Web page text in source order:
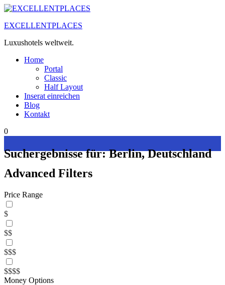
Zum
springen
EXCELLENTPLACES
Luxushotels weltweit.
Home
Portal
Classic
Half Layout
Inserat einreichen
Blog
Kontakt
0
Suchergebnisse für:Berlin, Deutschland
Advanced Filters
Price Range
$
$$
$$$
$$$$
Money Options